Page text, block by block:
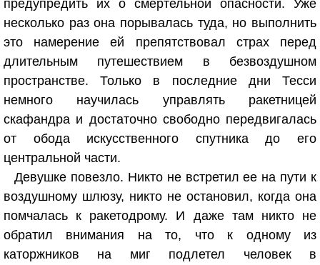
предупредить их о смертельной опасности. Уже
несколько раз она порывалась туда, но выполнить
это намерение ей препятствовал страх перед
длительным путешествием в безвоздушном
пространстве. Только в последние дни Тесси
немного научилась управлять ракетницей
скафандра и достаточно свободно передвигалась
от обода искусственного спутника до его
центральной части.
Девушке повезло. Никто не встретил ее на пути к
воздушному шлюзу, никто не остановил, когда она
помчалась к ракетодрому. И даже там никто не
обратил внимания на то, что к одному из
каторжников на миг подлетел человек в